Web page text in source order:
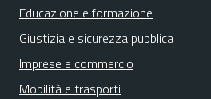
Educazione e formazione
Giustizia e sicurezza pubblica
Imprese e commercio
Mobilità e trasporti